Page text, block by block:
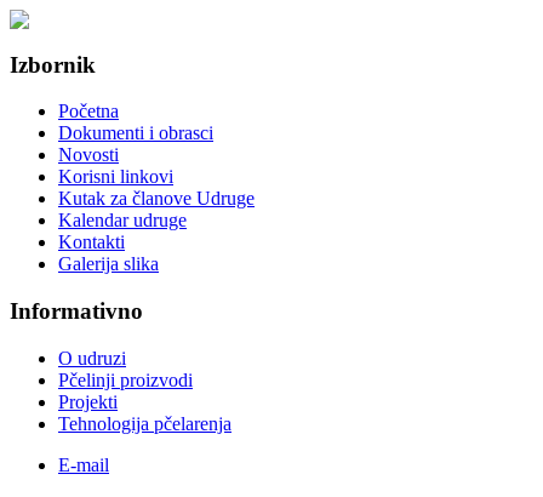
Izbornik
Početna
Dokumenti i obrasci
Novosti
Korisni linkovi
Kutak za članove Udruge
Kalendar udruge
Kontakti
Galerija slika
Informativno
O udruzi
Pčelinji proizvodi
Projekti
Tehnologija pčelarenja
E-mail